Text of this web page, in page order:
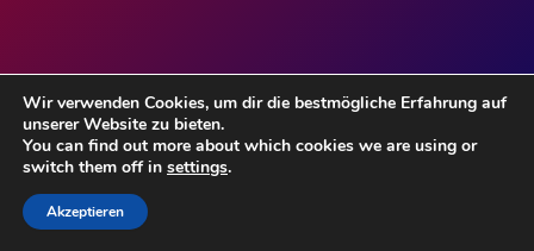
Impressum
Haftungsauschluss
Wir verwenden Cookies, um dir die bestmögliche Erfahrung auf
unserer Website zu bieten.
You can find out more about which cookies we are using or
switch them off in settings.
Akzeptieren